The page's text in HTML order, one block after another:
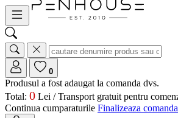
0
Produsul a fost adaugat la comanda dvs.
Total: 0 Lei /Transport gratuit pentru
Continua cumparaturile Finalizeaza comanda